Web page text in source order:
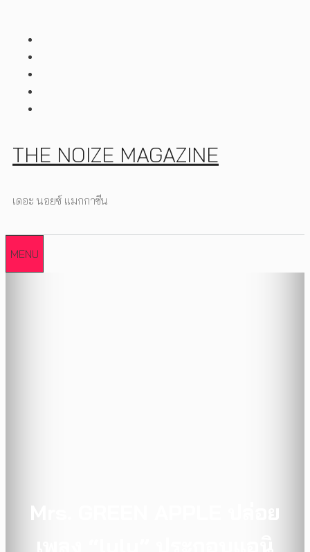
THE NOIZE MAGAZINE
เดอะ นอยซ์ แมกกาซีน
MENU